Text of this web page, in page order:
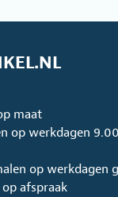
maat
op werkdagen
op werkdagen
afspraak